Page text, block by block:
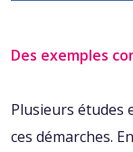
Des exemples
Plusieurs études
ces démarches.